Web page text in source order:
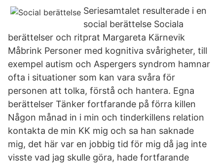
Seriesamtalet resulterade i en
social berättelse Sociala
berättelser och ritprat Margareta Kärnevik
Måbrink Personer med kognitiva svårigheter, till
exempel autism och Aspergers syndrom hamnar
ofta i situationer som kan vara svåra för
personen att tolka, förstå och hantera. Egna
berättelser Tänker fortfarande på förra killen
Någon månad in i min och tinderkillens relation
kontakta de min KK mig och sa han saknade
mig, det här var en jobbig tid för mig då jag inte
visste vad jag skulle göra, hade fortfarande